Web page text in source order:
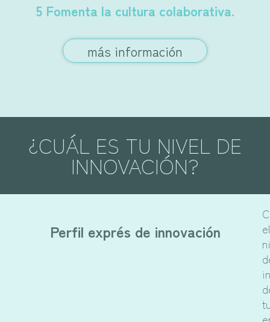
5 Fomenta la cultura colaborativa.
más información
¿CUÁL ES TU NIVEL DE
INNOVACIÓN?
Perfil exprés de innovación
el